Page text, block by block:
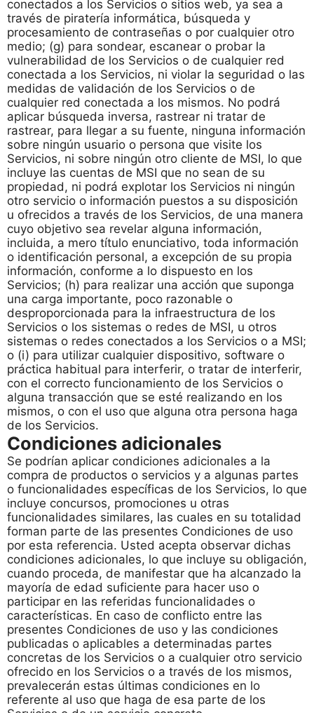
conectados a los Servicios o sitios web, ya sea a
través de piratería informática, búsqueda y
procesamiento de contraseñas o por cualquier otro
medio; (g) para sondear, escanear o probar la
vulnerabilidad de los Servicios o de cualquier red
conectada a los Servicios, ni violar la seguridad o las
medidas de validación de los Servicios o de
cualquier red conectada a los mismos. No podrá
aplicar búsqueda inversa, rastrear ni tratar de
rastrear, para llegar a su fuente, ninguna información
sobre ningún usuario o persona que visite los
Servicios, ni sobre ningún otro cliente de MSI, lo que
incluye las cuentas de MSI que no sean de su
propiedad, ni podrá explotar los Servicios ni ningún
otro servicio o información puestos a su disposición
u ofrecidos a través de los Servicios, de una manera
cuyo objetivo sea revelar alguna información,
incluida, a mero título enunciativo, toda información
o identificación personal, a excepción de su propia
información, conforme a lo dispuesto en los
Servicios; (h) para realizar una acción que suponga
una carga importante, poco razonable o
desproporcionada para la infraestructura de los
Servicios o los sistemas o redes de MSI, u otros
sistemas o redes conectados a los Servicios o a MSI;
o (i) para utilizar cualquier dispositivo, software o
práctica habitual para interferir, o tratar de interferir,
con el correcto funcionamiento de los Servicios o
alguna transacción que se esté realizando en los
mismos, o con el uso que alguna otra persona haga
de los Servicios.
Condiciones adicionales
Se podrían aplicar condiciones adicionales a la
compra de productos o servicios y a algunas partes
o funcionalidades específicas de los Servicios, lo que
incluye concursos, promociones u otras
funcionalidades similares, las cuales en su totalidad
forman parte de las presentes Condiciones de uso
por esta referencia. Usted acepta observar dichas
condiciones adicionales, lo que incluye su obligación,
cuando proceda, de manifestar que ha alcanzado la
mayoría de edad suficiente para hacer uso o
participar en las referidas funcionalidades o
características. En caso de conflicto entre las
presentes Condiciones de uso y las condiciones
publicadas o aplicables a determinadas partes
concretas de los Servicios o a cualquier otro servicio
ofrecido en los Servicios o a través de los mismos,
prevalecerán estas últimas condiciones en lo
referente al uso que haga de esa parte de los